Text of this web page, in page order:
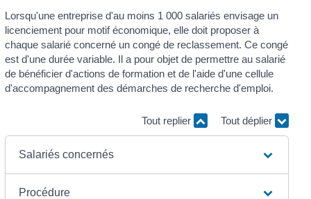
Lorsqu'une entreprise d'au moins 1 000 salariés envisage un
licenciement pour motif économique, elle doit proposer à
chaque salarié concerné un congé de reclassement. Ce congé
est d'une durée variable. Il a pour objet de permettre au salarié
de bénéficier d'actions de formation et de l'aide d'une cellule
d'accompagnement des démarches de recherche d'emploi.
Tout replier Tout déplier
Salariés concernés
Procédure